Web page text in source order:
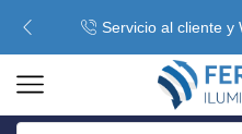
Servicio al cliente y